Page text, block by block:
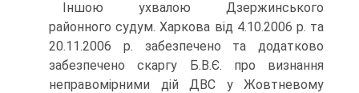
Іншою ухвалою Дзержинського
районного судум. Харкова від 4.10.2006 р. та
20.11.2006 р. забезпечено та додатково
забезпечено скаргу Б.В.Є. про визнання
неправомірними дій ДВС у Жовтневому